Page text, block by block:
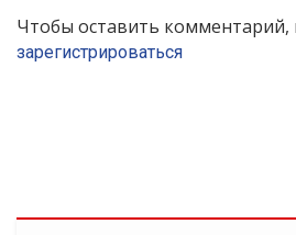
Чтобы оставить комментарий,
зарегистрироваться